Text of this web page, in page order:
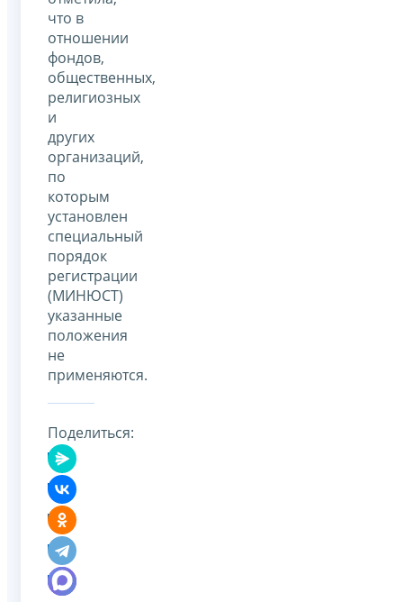
что в
отношении
фондов,
общественных,
религиозных
и
других
организаций,
по
которым
установлен
специальный
порядок
регистрации
(МИНЮСТ)
указанные
положения
не
применяются.
Поделиться: